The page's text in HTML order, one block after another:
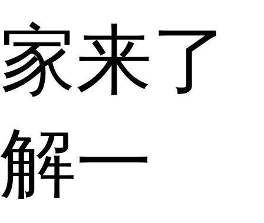
家来了
解一